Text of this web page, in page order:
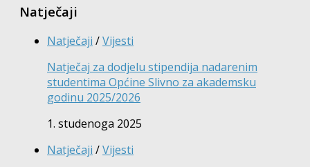
Natječaji
Natječaji /Vijesti
Natječaj za dodjelu stipendija nadarenim
studentima Općine Slivno za akademsku
godinu 2025/2026
1. studenoga 2025
Natječaji /Vijesti